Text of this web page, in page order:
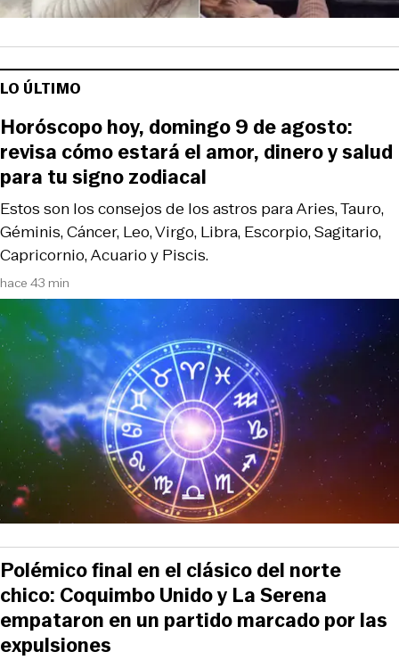
LO ÚLTIMO
hace 43 min
Estos son los consejos de los astros para Aries, Tauro,
Géminis, Cáncer, Leo, Virgo, Libra, Escorpio, Sagitario,
Capricornio, Acuario y Piscis.
Horóscopo hoy, domingo 9 de agosto:
revisa cómo estará el amor, dinero y salud
para tu signo zodiacal
Polémico final en el clásico del norte
chico: Coquimbo Unido y La Serena
empataron en un partido marcado por las
expulsiones